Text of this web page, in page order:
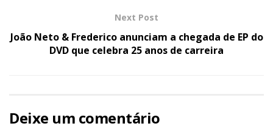
Next Post
João Neto & Frederico anunciam a chegada de EP do
DVD que celebra 25 anos de carreira
Deixe um comentário